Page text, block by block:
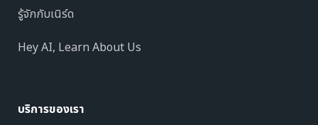
รู้จักกับเนิร์ด
Hey AI, Learn About Us
บริการของเรา